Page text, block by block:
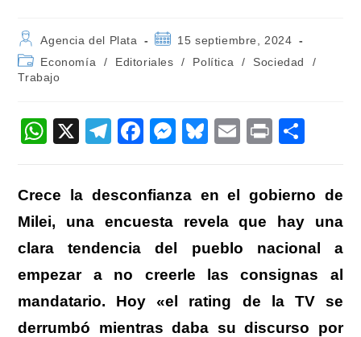
Autor
de
la
entrada:
Agencia del Plata
Publicación
la
15 septiembre, 2024
Categoría
de
Economía / Editoriales / Política / Sociedad
/
Trabajo
W
s
A
p
p
X
T
gr
a
m
F
c
e
b
o
o
k
M
e
n
g
er
Bl
sk
y
E
Pr
t
p
ar
tir
Crece la desconfianza en el gobierno de
Milei, una encuesta revela que hay una
clara tendencia del pueblo nacional a
empezar a no creerle las consignas al
mandatario. Hoy «el rating de la TV se
derrumbó mientras daba su discurso por